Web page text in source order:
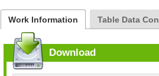
Work Information Table Data
Download